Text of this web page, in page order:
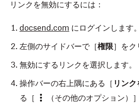
リンクを無効にするには：
docsend.com にログインします。
左側のサイドバーで［権限］をク
無効にするリンクを選択します。
操作バーの右上隅にある［ リン
る［
（その他のオプション）